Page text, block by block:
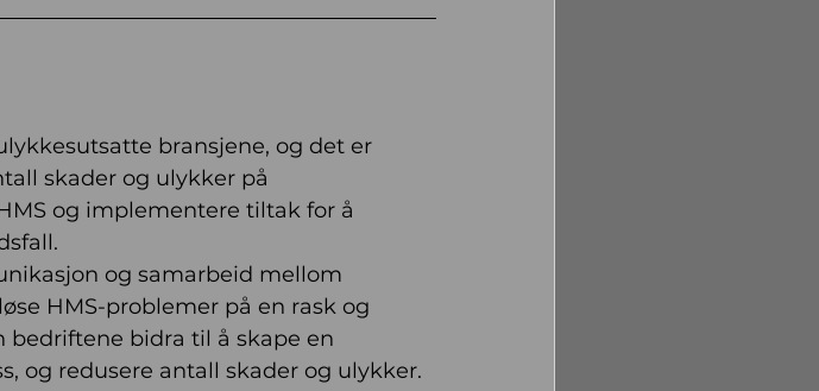
bransjene, og det er
skader og ulykker på
og implementere tiltak for å
og samarbeid mellom
HMS-problemer på en rask og
bedriftene bidra til å skape en
og redusere antall skader og ulykker.